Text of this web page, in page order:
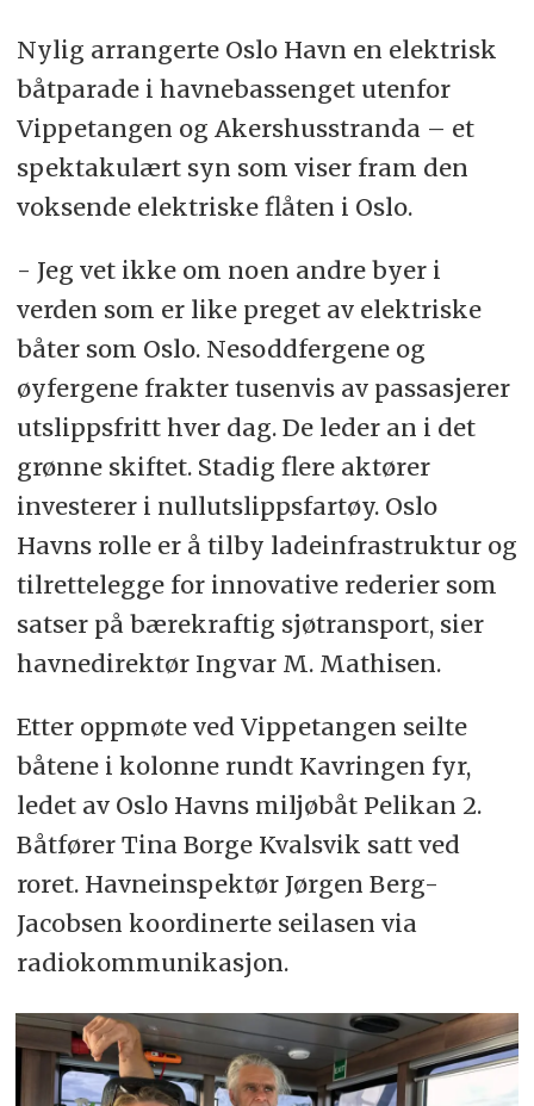
Nylig arrangerte Oslo Havn en elektrisk
båtparade i havnebassenget utenfor
Vippetangen og Akershusstranda – et
spektakulært syn som viser fram den
voksende elektriske flåten i Oslo.
- Jeg vet ikke om noen andre byer i
verden som er like preget av elektriske
båter som Oslo. Nesoddfergene og
øyfergene frakter tusenvis av passasjerer
utslippsfritt hver dag. De leder an i det
grønne skiftet. Stadig flere aktører
investerer i nullutslippsfartøy. Oslo
Havns rolle er å tilby ladeinfrastruktur og
tilrettelegge for innovative rederier som
satser på bærekraftig sjøtransport, sier
havnedirektør Ingvar M. Mathisen.
Etter oppmøte ved Vippetangen seilte
båtene i kolonne rundt Kavringen fyr,
ledet av Oslo Havns miljøbåt Pelikan 2.
Båtfører Tina Borge Kvalsvik satt ved
roret. Havneinspektør Jørgen Berg-
Jacobsen koordinerte seilasen via
radiokommunikasjon.